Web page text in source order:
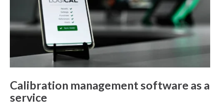
Calibration management software as a
service